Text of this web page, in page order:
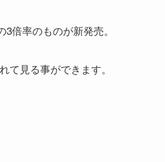
倍率のものが新発売。
て見る事ができます。